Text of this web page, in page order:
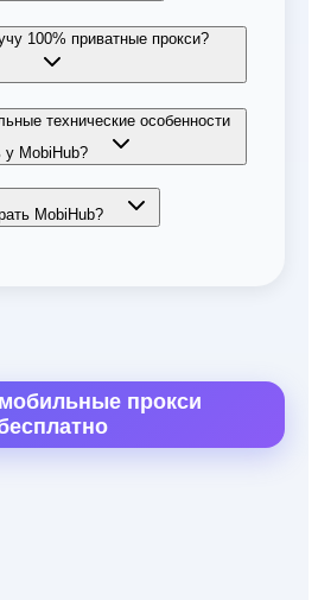
100% приватные прокси?
технические особенности
у MobiHub?
MobiHub?
прокси